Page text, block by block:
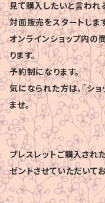
見て購入したいと言われ
対面販売をスタートしま
オンラインショップ内の
ります。
予約制になります。
気になられた方は、『シ
ませ。
ブレスレットご購入され
ゼントさせていただいてお